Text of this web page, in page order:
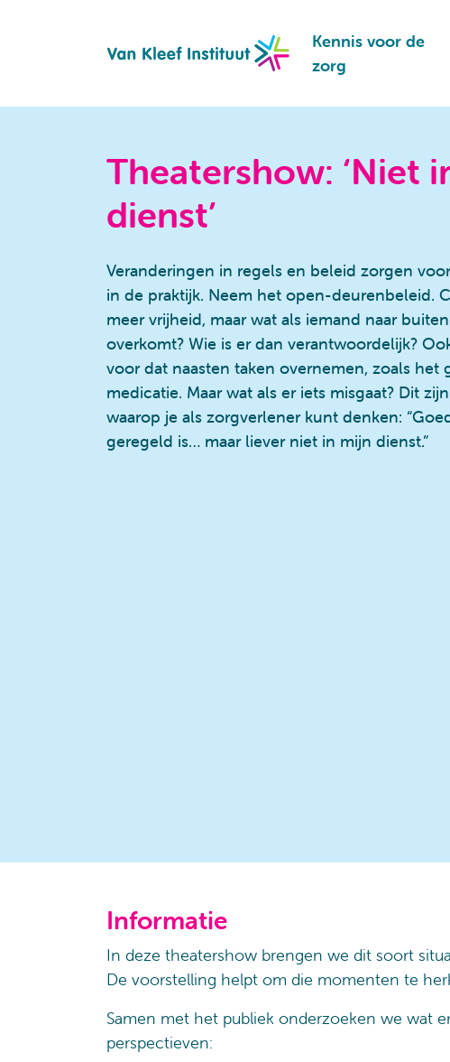
Kennis voor de
zorg
Theatershow: ‘Niet
dienst’
Veranderingen in regels en beleid zorgen
in de praktijk. Neem het open-deurenbeleid.
meer vrijheid, maar wat als iemand naar
overkomt? Wie is er dan verantwoordelijk?
voor dat naasten taken overnemen, zoals het
medicatie. Maar wat als er iets misgaat? Dit
waarop je als zorgverlener kunt denken:
geregeld is… maar liever niet in mijn dienst.”
Informatie
In deze theatershow brengen we dit soort
De voorstelling helpt om die momenten te
Samen met het publiek onderzoeken we wat
perspectieven: